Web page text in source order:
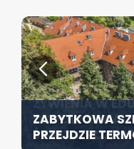
ZABYTKOWA
PRZEJDZIE
KONFERENCJA
ŻYWIENIA W
ŚWIETLE
SZCZECIN
WŁĄCZAJĄCĄ -
ROZPOCZYNA